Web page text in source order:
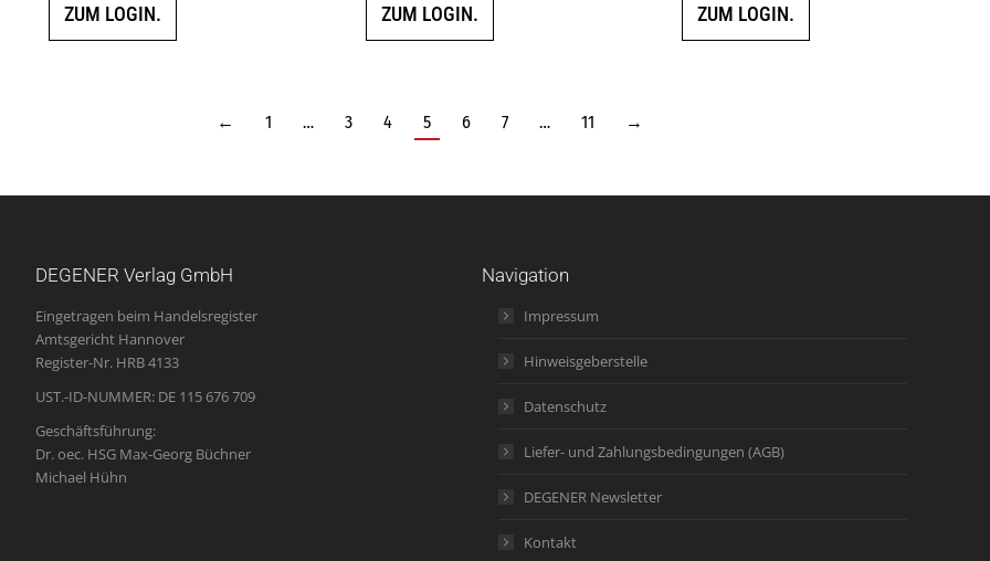
ZUM LOGIN. ZUM LOGIN. ZUM LOGIN.
← 1 … 3 4 5 6 7 … 11 →
DEGENER Verlag GmbH
Eingetragen beim Handelsregister
Amtsgericht Hannover
Register-Nr. HRB 4133
UST.-ID-NUMMER: DE 115 676 709
Geschäftsführung:
Dr. oec. HSG Max-Georg Büchner
Michael Hühn
Navigation
Impressum
Hinweisgeberstelle
Datenschutz
Liefer- und Zahlungsbedingungen (AGB)
DEGENER Newsletter
Kontakt